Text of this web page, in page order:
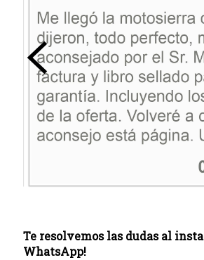
Te resolvemos las dudas al
WhatsApp!